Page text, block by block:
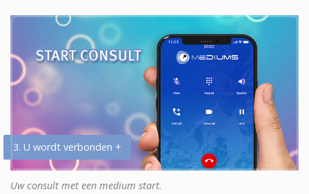
3. U wordt verbonden +
Uw consult met een medium start.